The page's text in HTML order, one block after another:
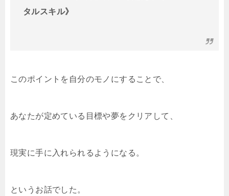
タルスキル》
このポイントを自分のモノにすることで、
あなたが定めている目標や夢をクリアして、
現実に手に入れられるようになる。
というお話でした。